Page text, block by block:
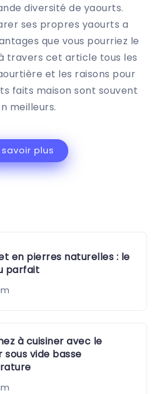
diversité de yaourts.
ses propres yaourts a
que vous pourriez le
travers cet article tous les
et les raisons pour
faits maison sont souvent
meilleurs.
savoir plus
en pierres naturelles : le
parfait
à cuisiner avec le
sous vide basse